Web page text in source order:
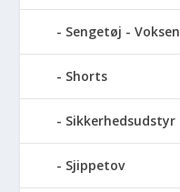
Sengetøj - Voksen
Shorts
Sikkerhedsudstyr
Sjippetov